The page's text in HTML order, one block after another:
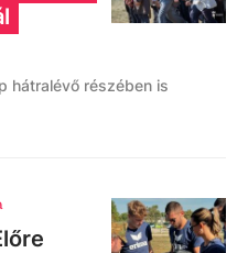
hátralévő részében is